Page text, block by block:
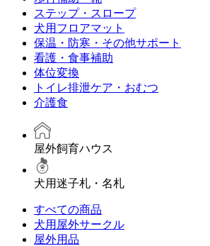
ステップ・スロープ
犬用フロアマット
保温・防寒・その他サポート
看護・食事補助
体位変換
トイレ排泄ケア・おむつ
介護食
屋外飼育ハウス
犬用迷子札・名札
すべての商品
犬用屋外サークル
屋外用品